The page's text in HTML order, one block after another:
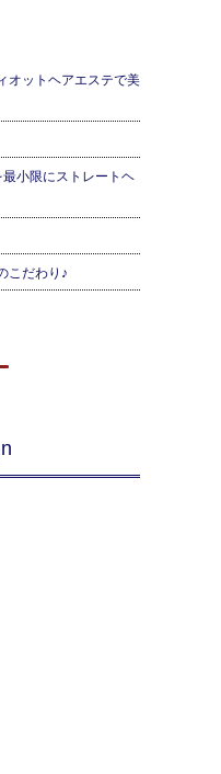
オットヘアエステで美
小限にストレートヘ
こだわり♪